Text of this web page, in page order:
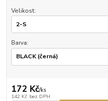
Velikost:
Barva:
172 Kč/ks
142 Kč bez DPH